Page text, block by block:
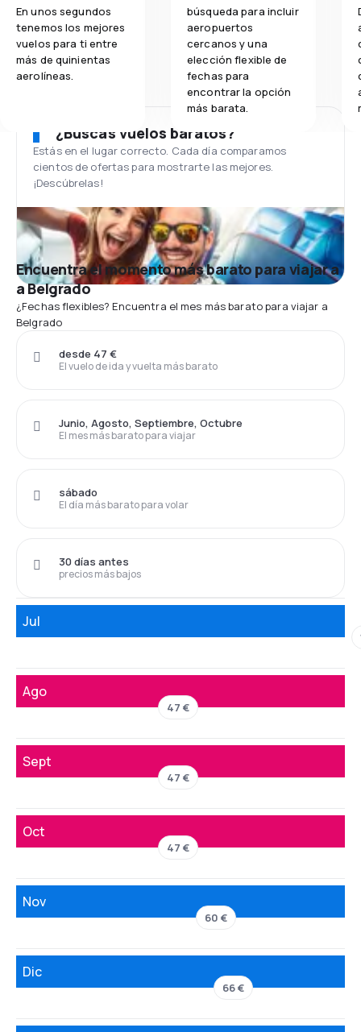
En unos segundos
tenemos los mejores
vuelos para ti entre
más de quinientas
aerolíneas.
búsqueda para incluir
aeropuertos
cercanos y una
elección flexible de
fechas para
encontrar la opción
más barata.
¿Buscas vuelos baratos?
Estás en el lugar correcto. Cada día comparamos
cientos de ofertas para mostrarte las mejores.
¡Descúbrelas!
Encuentra el momento más barato para viajar a
a Belgrado
¿Fechas flexibles? Encuentra el mes más barato para viajar a
Belgrado
El vuelo de ida y vuelta más barato
desde 47 €
El mes más barato para viajar
Junio, Agosto, Septiembre, Octubre
El día más barato para volar
sábado
precios más bajos
30 días antes
Jul
Ago
47 €
Sept
47 €
Oct
47 €
Nov
60 €
Dic
66 €